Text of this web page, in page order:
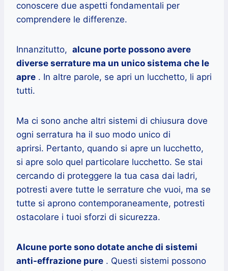
conoscere due aspetti fondamentali per
comprendere le differenze.
Innanzitutto, alcune porte possono avere
diverse serrature ma un unico sistema che le
apre . In altre parole, se apri un lucchetto, li apri
tutti.
Ma ci sono anche altri sistemi di chiusura dove
ogni serratura ha il suo modo unico di
aprirsi. Pertanto, quando si apre un lucchetto,
si apre solo quel particolare lucchetto. Se stai
cercando di proteggere la tua casa dai ladri,
potresti avere tutte le serrature che vuoi, ma se
tutte si aprono contemporaneamente, potresti
ostacolare i tuoi sforzi di sicurezza.
Alcune porte sono dotate anche di sistemi
anti-effrazione pure . Questi sistemi possono